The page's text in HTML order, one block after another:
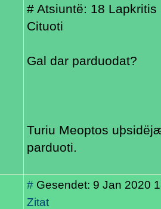
# Atsiuntë: 18 Lapkritis
Cituoti
Gal dar parduodat?
Turiu Meoptos
parduoti.
# Gesendet: 9 Jan 2020
Zitat